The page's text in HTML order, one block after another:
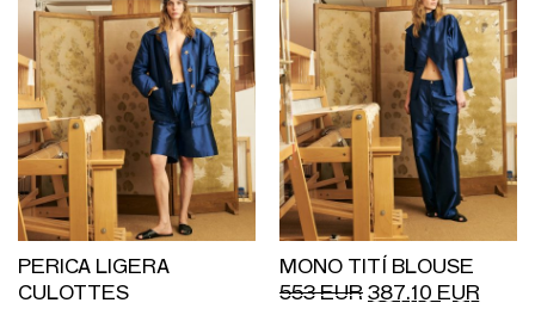
PERICA LIGERA
CULOTTES
MONO TITÍ BLOUSE
553EUR387.10 EUR